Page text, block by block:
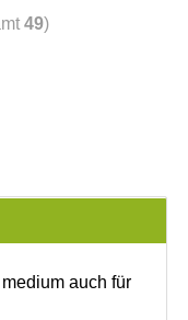
49)
auch für